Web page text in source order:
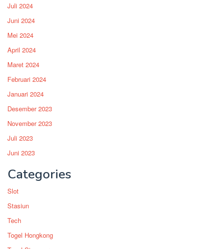
Juli 2024
Juni 2024
Mei 2024
April 2024
Maret 2024
Februari 2024
Januari 2024
Desember 2023
November 2023
Juli 2023
Juni 2023
Categories
Slot
Stasiun
Tech
Togel Hongkong